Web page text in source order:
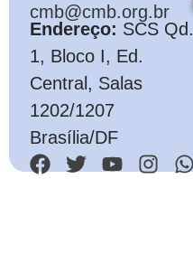
cmb@cmb.org.br
Endereço: SCS Qd.
1, Bloco I, Ed.
Central, Salas
1202/1207
Brasília/DF